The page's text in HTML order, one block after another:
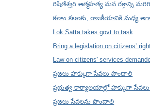
రిషితేశ్వరి ఆత్మహత్య మన రక్తాన్ని
కలాం కలలకు, రాజకీయానికి మధ్య
Lok Satta takes govt to task
Bring a legislation on citizens’
Law on citizens' services
ప్రజలు హక్కుగా సేవలు పొందాలి
ప్రభుత్వ కార్యాలయాల్లో హక్కుగా
ప్రజలు సేవలను పొందాలి